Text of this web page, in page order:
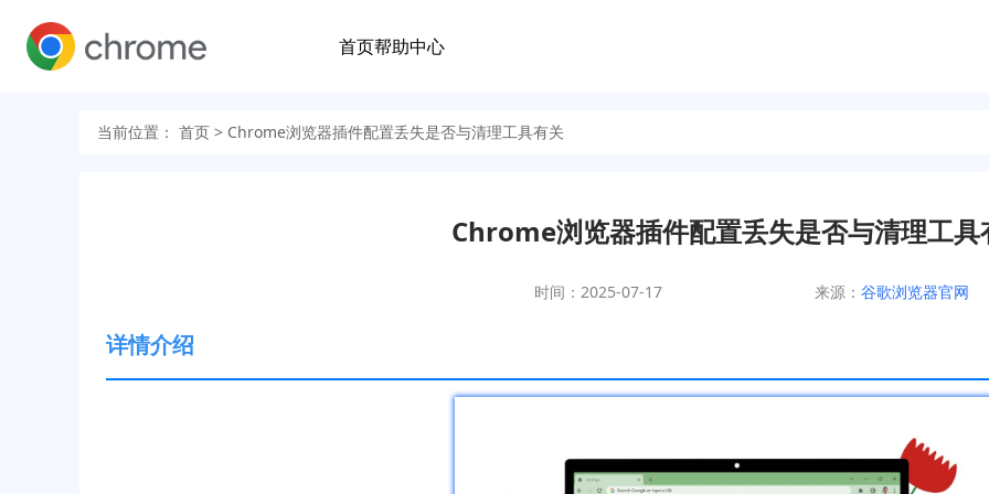
首页帮助中心
当前位置： 首页 > Chrome浏览器插件配置丢失是否与清理工具有关
Chrome浏览器插件配置丢失是否与清理工具
时间：2025-07-17 来源： 谷歌浏览器官网
详情介绍